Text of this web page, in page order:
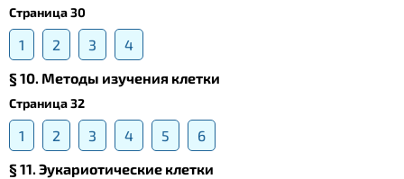
Страница 30
1 2 3
4
§ 10. Методы изучения клетки
Страница 32
1 2 3 4 5
6
§ 11. Эукариотические клетки